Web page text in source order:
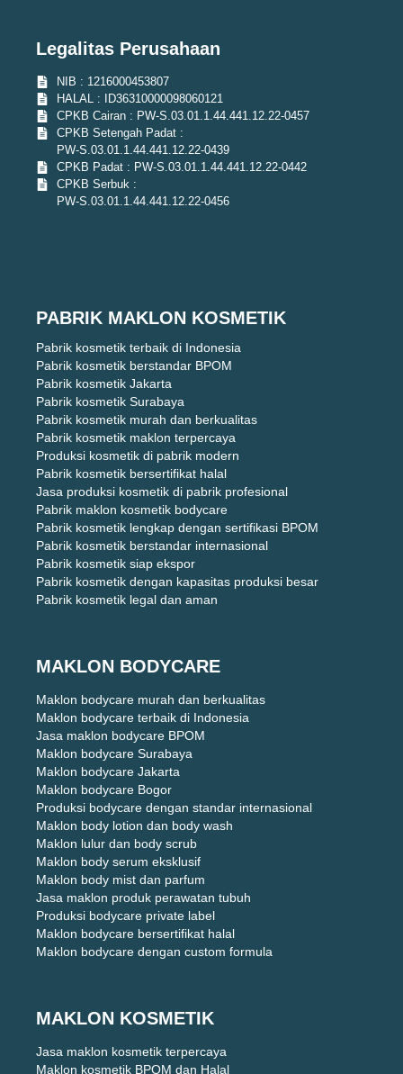
Legalitas Perusahaan
NIB : 1216000453807
HALAL : ID36310000098060121
CPKB Cairan : PW-S.03.01.1.44.441.12.22-0457
CPKB Setengah Padat :
PW-S.03.01.1.44.441.12.22-0439
CPKB Padat : PW-S.03.01.1.44.441.12.22-0442
CPKB Serbuk :
PW-S.03.01.1.44.441.12.22-0456
PABRIK MAKLON KOSMETIK
Pabrik kosmetik terbaik di Indonesia
Pabrik kosmetik berstandar BPOM
Pabrik kosmetik Jakarta
Pabrik kosmetik Surabaya
Pabrik kosmetik murah dan berkualitas
Pabrik kosmetik maklon terpercaya
Produksi kosmetik di pabrik modern
Pabrik kosmetik bersertifikat halal
Jasa produksi kosmetik di pabrik profesional
Pabrik maklon kosmetik bodycare
Pabrik kosmetik lengkap dengan sertifikasi BPOM
Pabrik kosmetik berstandar internasional
Pabrik kosmetik siap ekspor
Pabrik kosmetik dengan kapasitas produksi besar
Pabrik kosmetik legal dan aman
MAKLON BODYCARE
Maklon bodycare murah dan berkualitas
Maklon bodycare terbaik di Indonesia
Jasa maklon bodycare BPOM
Maklon bodycare Surabaya
Maklon bodycare Jakarta
Maklon bodycare Bogor
Produksi bodycare dengan standar internasional
Maklon body lotion dan body wash
Maklon lulur dan body scrub
Maklon body serum eksklusif
Maklon body mist dan parfum
Jasa maklon produk perawatan tubuh
Produksi bodycare private label
Maklon bodycare bersertifikat halal
Maklon bodycare dengan custom formula
MAKLON KOSMETIK
Jasa maklon kosmetik terpercaya
Maklon kosmetik BPOM dan Halal